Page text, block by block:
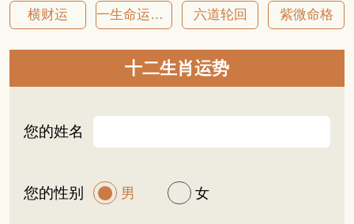
横财运 一生命运详批 六道轮回 紫微命格
十二生肖运势
您的姓名
您的性别 男 女